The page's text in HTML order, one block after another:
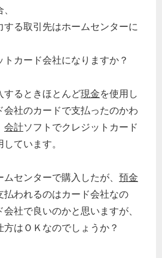
する取引先はホームセンターに
カード会社になりますか？
するときほとんど現金を使用し
会社のカードで支払ったのかわ
会計ソフトでクレジットカード
ています。
センターで購入したが、 預金
払われるのはカード会社なの
社で良いのかと思いますが、
はＯＫなのでしょうか？